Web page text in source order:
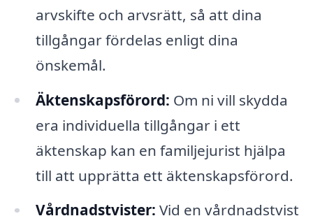
arvskifte och arvsrätt, så att dina
tillgångar fördelas enligt dina
önskemål.
Äktenskapsförord: Om ni vill skydda
era individuella tillgångar i ett
äktenskap kan en familjejurist hjälpa
till att upprätta ett äktenskapsförord.
Vårdnadstvister: Vid en vårdnadstvist